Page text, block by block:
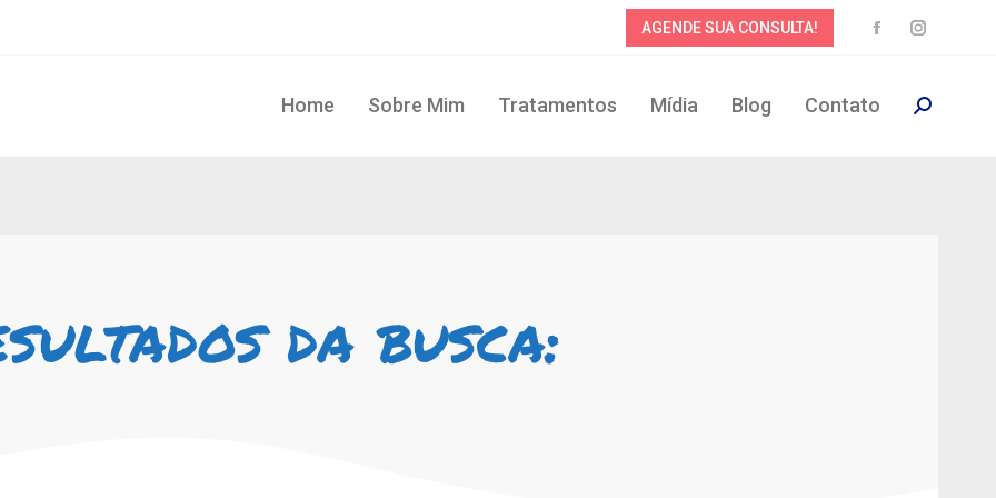
AGENDE SUA CONSULTA!
Home Sobre Mim Tratamentos Mídia Blog Contato
da busca: